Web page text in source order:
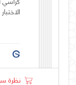
الاختبار
نظرة